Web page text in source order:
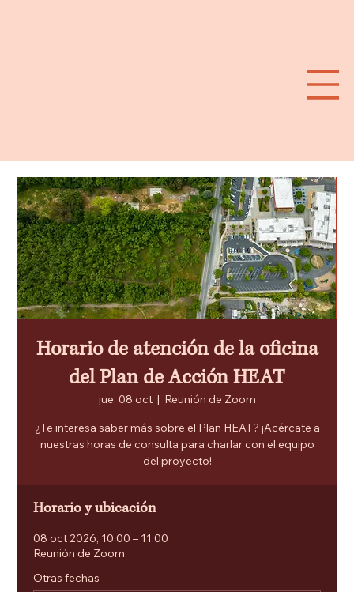
Horario de atención de la oficina
del Plan de Acción HEAT
jue, 08 oct
  |
Reunión de Zoom
¿Te interesa saber más sobre el Plan HEAT? ¡Acércate a
nuestras horas de consulta para charlar con el equipo
del proyecto!
Horario y ubicación
08 oct 2026, 10:00 – 11:00
Reunión de Zoom
Otras fechas